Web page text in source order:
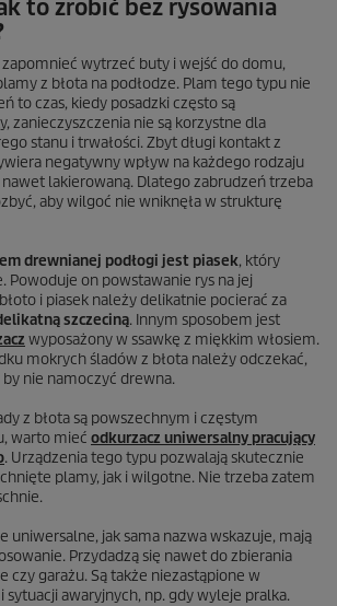
to zrobić bez rysowania
wytrzeć buty i wejść do domu,
z błota na podłodze. Plam tego typu nie
to czas, kiedy posadzki często są
zanieczyszczenia nie są korzystne dla
stanu i trwałości. Zbyt długi kontakt z
negatywny wpływ na każdego rodzaju
lakierowaną. Dlatego zabrudzeń trzeba
aby wilgoć nie wniknęła w strukturę
drewnianej podłogi jest piasek, który
Powoduje on powstawanie rys na jej
i piasek należy delikatnie pocierać za
szczeciną. Innym sposobem jest
wyposażony w ssawkę z miękkim włosiem.
mokrych śladów z błota należy odczekać,
nie namoczyć drewna.
z błota są powszechnym i częstym
warto mieć odkurzacz uniwersalny pracujący
. Urządzenia tego typu pozwalają skutecznie
plamy, jak i wilgotne. Nie trzeba zatem
uniwersalne, jak sama nazwa wskazuje, mają
Przydadzą się nawet do zbierania
czy garażu. Są także niezastąpione w
awaryjnych, np. gdy wyleje pralka.